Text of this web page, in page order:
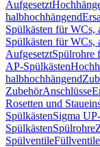
Aufgesetzt
halbhochhängend
Spülkästen für WCs,
Spülkästen für WCs,
AufgesetztSpülrohre
AP-Spülkästen
halbhochhängend
ZubehörAnschlüsse
Rosetten und
SpülkästenSigma
SpülkästenSpülrohre
SpülventileFüllventile